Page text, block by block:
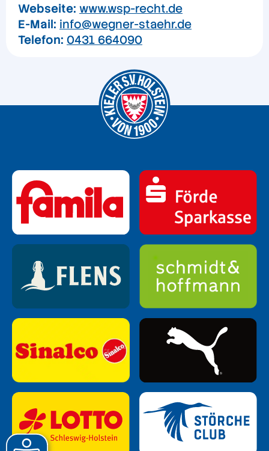
Webseite: www.wsp-recht.de
E-Mail: info@wegner-staehr.de
Telefon: 0431 664090